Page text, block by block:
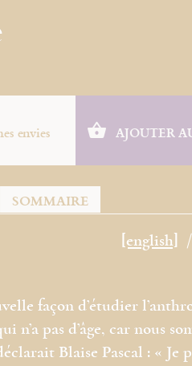
envies AJOUTER
SOMMAIRE
[english]
façon d’étudier
pas d’âge, car nous
Blaise Pascal : « Je